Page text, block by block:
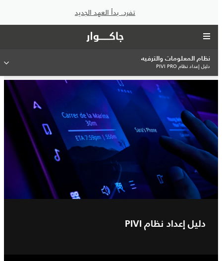
تفرد. بدأ العهد الجديد
نظام المعلومات والترفيه
دليل إعداد نظام PIVI PRO
دليل إعداد نظام PIVI